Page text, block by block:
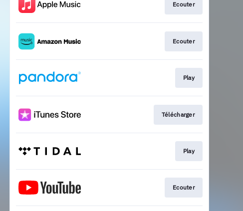
Ecouter
Ecouter
Play
Télécharger
Play
Ecouter